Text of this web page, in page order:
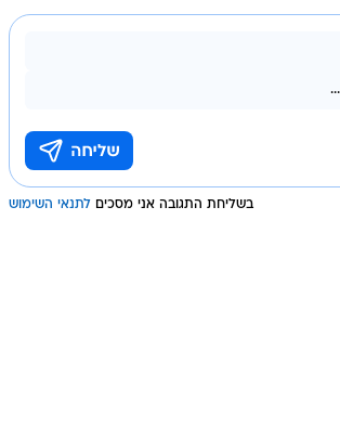
בשליחת התגובה אני מסכים לתנאי השימוש